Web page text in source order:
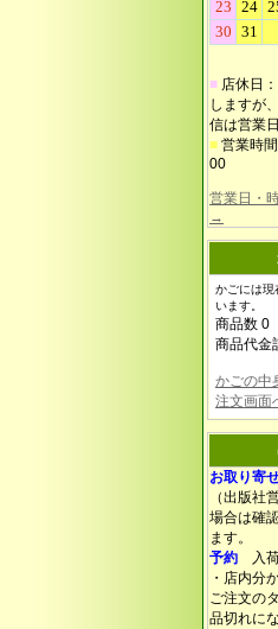
■ 店休日
しますが
信は営業
■ 営業時
00
営業日・
→
かごには現
います。
商品数 0
商品代金
かごの中
注文画面
お取り寄
（出版社
場合は確
ます。
予約 入
・店内分
ご注文の
品切れに